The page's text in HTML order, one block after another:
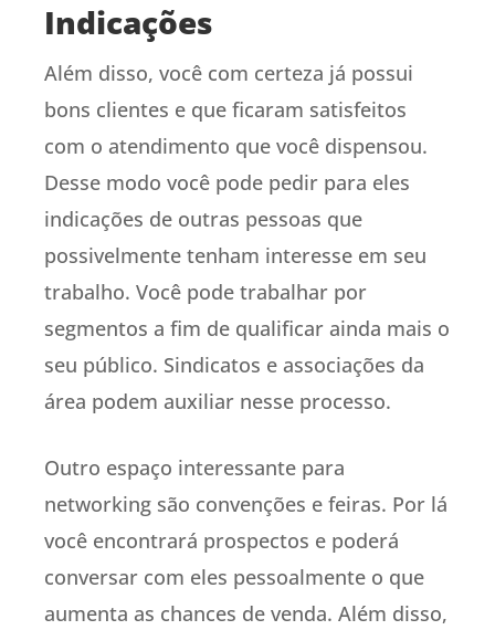
Indicações
Além disso, você com certeza já possui
bons clientes e que ficaram satisfeitos
com o atendimento que você dispensou.
Desse modo você pode pedir para eles
indicações de outras pessoas que
possivelmente tenham interesse em seu
trabalho. Você pode trabalhar por
segmentos a fim de qualificar ainda mais o
seu público. Sindicatos e associações da
área podem auxiliar nesse processo.
Outro espaço interessante para
networking são convenções e feiras. Por lá
você encontrará prospectos e poderá
conversar com eles pessoalmente o que
aumenta as chances de venda. Além disso,